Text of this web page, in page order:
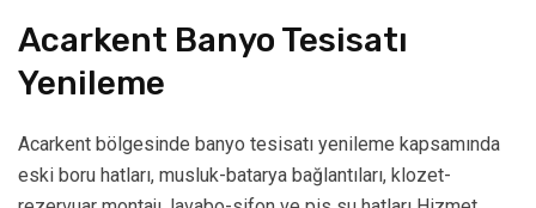
Acarkent Banyo Tesisatı
Yenileme
Acarkent bölgesinde banyo tesisatı yenileme kapsamında
eski boru hatları, musluk-batarya bağlantıları, klozet-